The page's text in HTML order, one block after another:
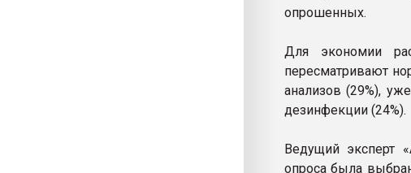
опрошенных.
Для экономии
пересматривают
анализов (29%),
дезинфекции (24%).
Ведущий эксперт
опроса была